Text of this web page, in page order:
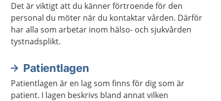
Det är viktigt att du känner förtroende för den
personal du möter när du kontaktar vården. Därför
har alla som arbetar inom hälso- och sjukvården
tystnadsplikt.
Patientlagen
Patientlagen är en lag som finns för dig som är
patient. I lagen beskrivs bland annat vilken